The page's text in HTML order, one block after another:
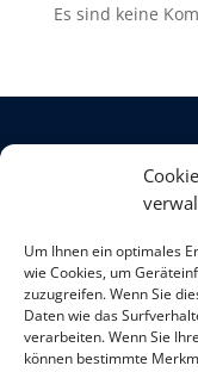
Um Ihnen ein optimales
wie Cookies, um
zuzugreifen. Wenn Sie
Daten wie das
verarbeiten. Wenn Sie
können bestimmte
Es sind keine